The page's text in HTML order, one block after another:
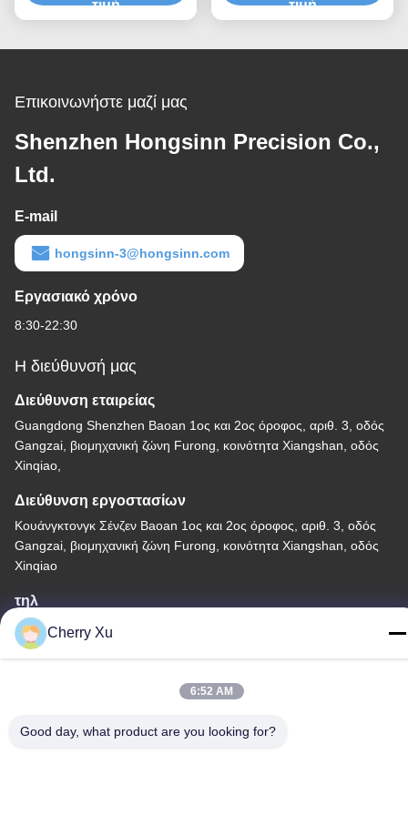
τιμή
μηχανικά μέρη άξονα
τιμή
Επικοινωνήστε μαζί μας
Shenzhen Hongsinn Precision Co.,
Ltd.
E-mail
hongsinn-3@hongsinn.com
Εργασιακό χρόνο
8:30-22:30
Η διεύθυνσή μας
Διεύθυνση εταιρείας
Guangdong Shenzhen Baoan 1ος και 2ος όροφος, αριθ. 3, οδός
Gangzai, βιομηχανική ζώνη Furong, κοινότητα Xiangshan, οδός
Xinqiao,
Διεύθυνση εργοστασίων
Κουάνγκτονγκ Σένζεν Baoan 1ος και 2ος όροφος, αριθ. 3, οδός
Gangzai, βιομηχανική ζώνη Furong, κοινότητα Xiangshan, οδός
Xinqiao
τηλ
86-0755-27097532-8:30
Κίνα Καλή ποιότητα Υπηρεσία επεξεργασίας CNC Προμηθευτής.
Cherry Xu
6:52 AM
Good day, what product are you looking for?